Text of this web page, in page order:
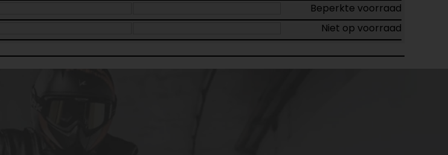
Beperkte voorraad
Niet op voorraad